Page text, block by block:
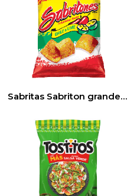
Sabritas Sabriton grande 160gr